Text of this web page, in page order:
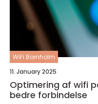
WiFi Bornholm
11. January 2025
Optimering af wifi
bedre forbindelse